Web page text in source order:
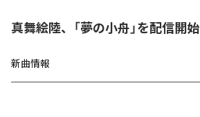
真舞絵陸、「夢の小舟」を配信開始
新曲情報